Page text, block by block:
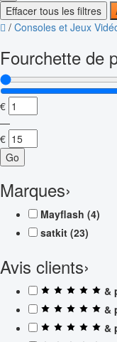
Effacer tous les filtres
/ Consoles et Jeux
Fourchette de
€
—
€
Go
Marques›
Mayflash (4)
satkit (23)
Avis clients›
&
&
&